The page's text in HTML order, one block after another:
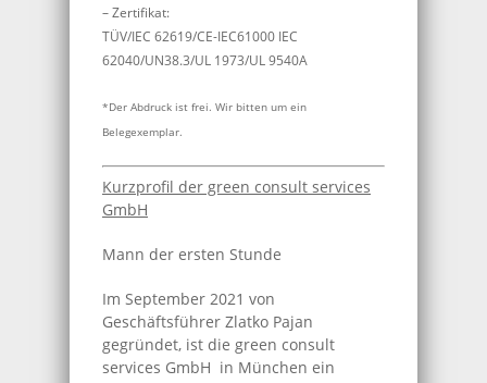
– Zertifikat:
TÜV/IEC 62619/CE-IEC61000 IEC
62040/UN38.3/UL 1973/UL 9540A
*Der Abdruck ist frei. Wir bitten um ein
Belegexemplar.
Kurzprofil der green consult services
GmbH
Mann der ersten Stunde
Im September 2021 von
Geschäftsführer Zlatko Pajan
gegründet, ist die green consult
services GmbH in München ein